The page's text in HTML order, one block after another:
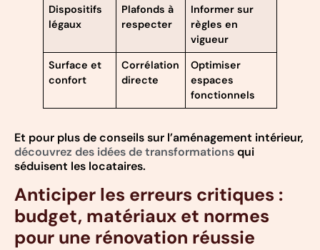
Dispositifs
légaux
Plafonds à
respecter
Informer sur
règles en
vigueur
Surface et
confort
Corrélation
directe
Optimiser
espaces
fonctionnels
Et pour plus de conseils sur l’aménagement intérieur,
découvrez des idées de transformationsqui
séduisent les locataires.
Anticiper les erreurs critiques :
budget, matériaux et normes
pour une rénovation réussie